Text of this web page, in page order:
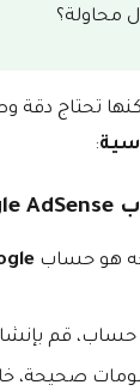
محاولة؟
تحتاج دقة
:
هو حساب
حساب، قم
صحيحة،